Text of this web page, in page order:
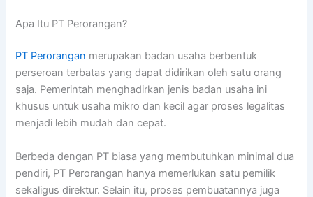
Apa Itu PT Perorangan?
PT Perorangan merupakan badan usaha berbentuk
perseroan terbatas yang dapat didirikan oleh satu orang
saja. Pemerintah menghadirkan jenis badan usaha ini
khusus untuk usaha mikro dan kecil agar proses legalitas
menjadi lebih mudah dan cepat.
Berbeda dengan PT biasa yang membutuhkan minimal dua
pendiri, PT Perorangan hanya memerlukan satu pemilik
sekaligus direktur. Selain itu, proses pembuatannya juga